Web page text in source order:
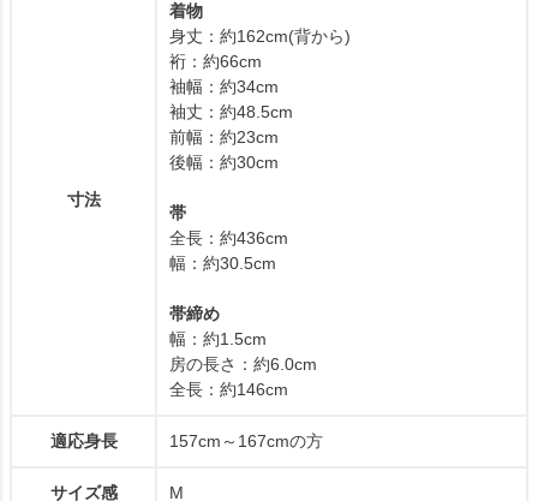
寸法
着物
身丈：約162cm(背から)
裄：約66cm
袖幅：約34cm
袖丈：約48.5cm
前幅：約23cm
後幅：約30cm
帯
全長：約436cm
幅：約30.5cm
帯締め
幅：約1.5cm
房の長さ：約6.0cm
全長：約146cm
適応身長 157cm～167cmの方
サイズ感 M